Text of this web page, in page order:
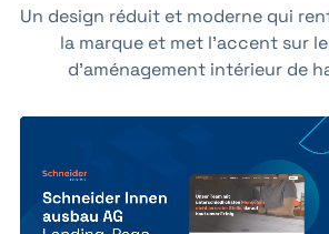
Un design réduit et moderne qui
la marque et met l'accent sur
d'aménagement intérieur de